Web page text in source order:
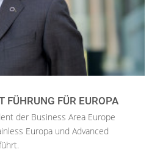
FÜHRUNG FÜR EUROPA
der Business Area Europe
Europa und Advanced